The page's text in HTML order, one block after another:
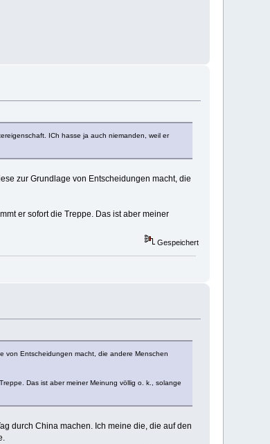
ICh hasse ja auch niemanden, weil er
zur Grundlage von Entscheidungen macht, die
er sofort die Treppe. Das ist aber meiner
Gespeichert
von Entscheidungen macht, die andere Menschen
Das ist aber meiner Meinung völlig o. k., solange
durch China machen. Ich meine die, die auf den